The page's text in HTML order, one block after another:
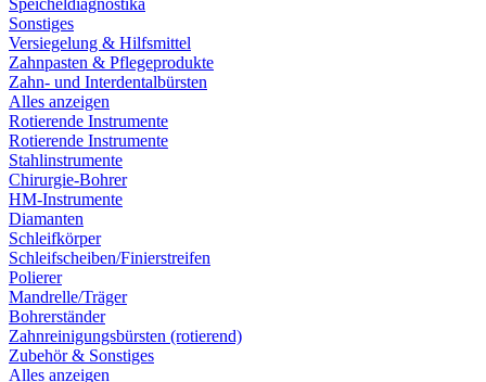
Speicheldiagnostika
Sonstiges
Versiegelung & Hilfsmittel
Zahnpasten & Pflegeprodukte
Zahn- und Interdentalbürsten
Alles anzeigen
Rotierende Instrumente
Rotierende Instrumente
Stahlinstrumente
Chirurgie-Bohrer
HM-Instrumente
Diamanten
Schleifkörper
Schleifscheiben/Finierstreifen
Polierer
Mandrelle/Träger
Bohrerständer
Zahnreinigungsbürsten (rotierend)
Zubehör & Sonstiges
Alles anzeigen